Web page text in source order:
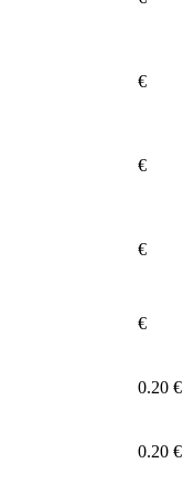
€
€
€
€
0.20 €
0.20 €